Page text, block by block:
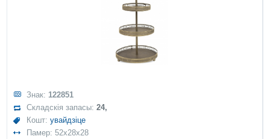
Знак: 122851
Складскія запасы:24,
Кошт:увайдзіце
Памер: 52x28x28